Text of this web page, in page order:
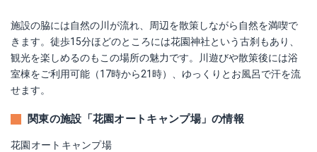
施設の脇には自然の川が流れ、周辺を散策しながら自然を満喫で
きます。徒歩15分ほどのところには花園神社という古刹もあり、
観光を楽しめるのもこの場所の魅力です。川遊びや散策後には浴
室棟をご利用可能（17時から21時）、ゆっくりとお風呂で汗を流
せます。
関東の施設「花園オートキャンプ場」の情報
花園オートキャンプ場